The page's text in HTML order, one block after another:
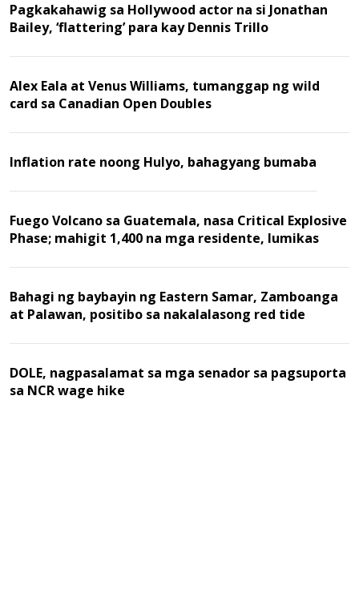
Pagkakahawig sa Hollywood actor na si Jonathan
Bailey, ‘flattering’ para kay Dennis Trillo
Alex Eala at Venus Williams, tumanggap ng wild
card sa Canadian Open Doubles
Inflation rate noong Hulyo, bahagyang bumaba
Fuego Volcano sa Guatemala, nasa Critical Explosive
Phase; mahigit 1,400 na mga residente, lumikas
Bahagi ng baybayin ng Eastern Samar, Zamboanga
at Palawan, positibo sa nakalalasong red tide
DOLE, nagpasalamat sa mga senador sa pagsuporta
sa NCR wage hike